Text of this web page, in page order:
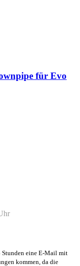
für Evo
Stunden eine E-Mail mit
kommen, da die